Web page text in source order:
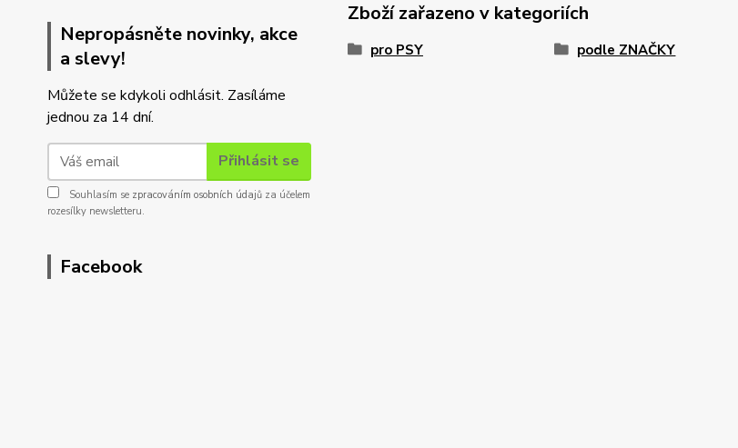
Nepropásněte novinky, akce
a slevy!
Můžete se kdykoli odhlásit. Zasíláme
jednou za 14 dní.
Přihlásit se
Souhlasím se zpracováním osobních údajů za účelem
rozesílky newsletteru.
Facebook
Zboží zařazeno v kategoriích
pro PSY podle ZNAČKY